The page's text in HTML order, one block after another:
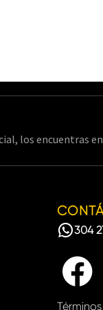
los encuentras
304